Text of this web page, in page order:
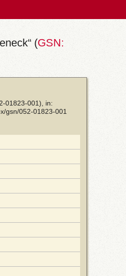
(GSN:
01823-001), in:
gsn/052-01823-001